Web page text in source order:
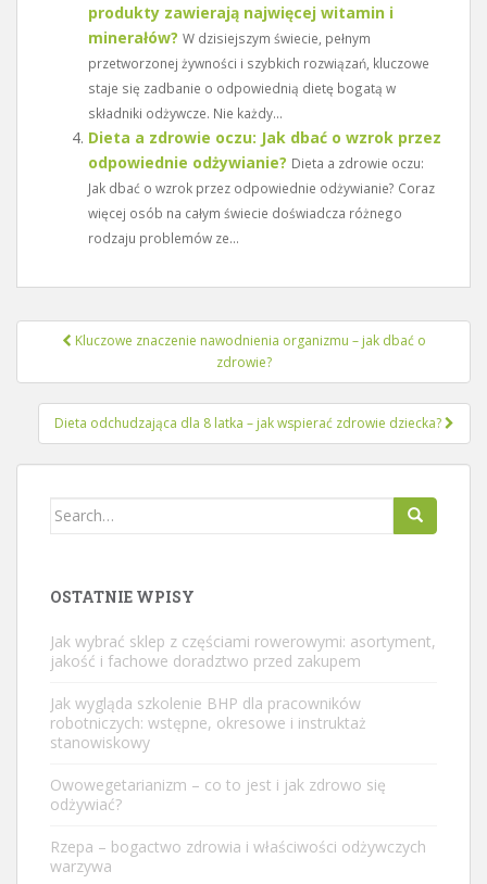
produkty zawierają najwięcej witamin i
minerałów? W dzisiejszym świecie, pełnym
przetworzonej żywności i szybkich rozwiązań, kluczowe
staje się zadbanie o odpowiednią dietę bogatą w
składniki odżywcze. Nie każdy...
Dieta a zdrowie oczu: Jak dbać o wzrok przez
odpowiednie odżywianie? Dieta a zdrowie oczu:
Jak dbać o wzrok przez odpowiednie odżywianie? Coraz
więcej osób na całym świecie doświadcza różnego
rodzaju problemów ze...
Nawigacja
Kluczowe znaczenie nawodnienia organizmu – jak dbać o
zdrowie?
Dieta odchudzająca dla 8 latka – jak wspierać zdrowie dziecka?
Search
OSTATNIE WPISY
Jak wybrać sklep z częściami rowerowymi: asortyment,
jakość i fachowe doradztwo przed zakupem
Jak wygląda szkolenie BHP dla pracowników
robotniczych: wstępne, okresowe i instruktaż
stanowiskowy
Owowegetarianizm – co to jest i jak zdrowo się
odżywiać?
Rzepa – bogactwo zdrowia i właściwości odżywczych
warzywa